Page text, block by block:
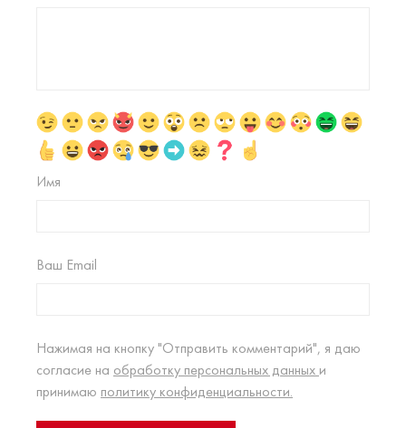
Имя
Ваш Email
Нажимая на кнопку "Отправить комментарий", я даю
согласие на обработку персональных данных и
принимаю политику конфиденциальности.